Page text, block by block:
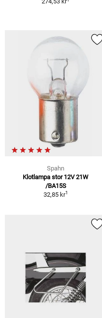
Spahn
Klotlampa stor 12V 21W
/BA15S
32,85 kr1